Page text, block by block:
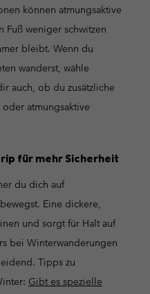
können atmungsaktive
Fuß weniger schwitzen
bleibt. Wenn du
wanderst, wähle
auch, ob du zusätzliche
atmungsaktive
für mehr Sicherheit
du dich auf
Eine dickere,
und sorgt für Halt auf
bei Winterwanderungen
Tipps zu
Gibt es spezielle